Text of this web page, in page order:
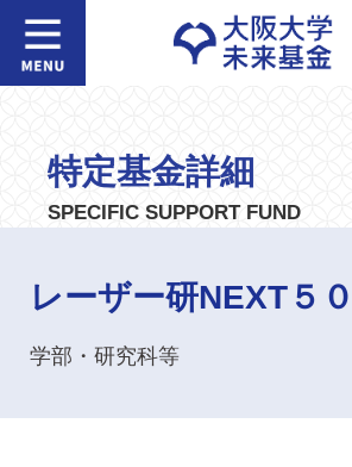
特定基金詳細
SPECIFIC SUPPORT FUND
レーザー研NEXT５
学部・研究科等